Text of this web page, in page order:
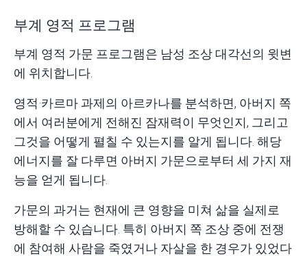
부계 영적 프로그램
부계 영적 가문 프로그램은 남성 조상 대각선의 윗변
에 위치합니다.
영적·카르마 과제의 아르카나를 분석하면, 아버지 쪽
에서 여러분에게 전해진 잠재력이 무엇인지, 그리고
그것을 어떻게 펼칠 수 있는지를 알게 됩니다. 해당
에너지를 잘 다루면 아버지 가문으로부터 세 가지 재
능을 얻게 됩니다.
가문의 과거는 현재에 큰 영향을 미쳐 삶을 실제로
방해할 수 있습니다. 특히 아버지 쪽 조상 중에 전쟁
에 참여해 사람을 죽였거나 자살을 한 경우가 있었다